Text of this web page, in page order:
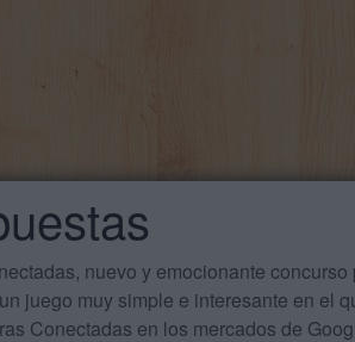
nuevo y emocionante
juego muy simple e interesante en el
Conectadas en los mercados de